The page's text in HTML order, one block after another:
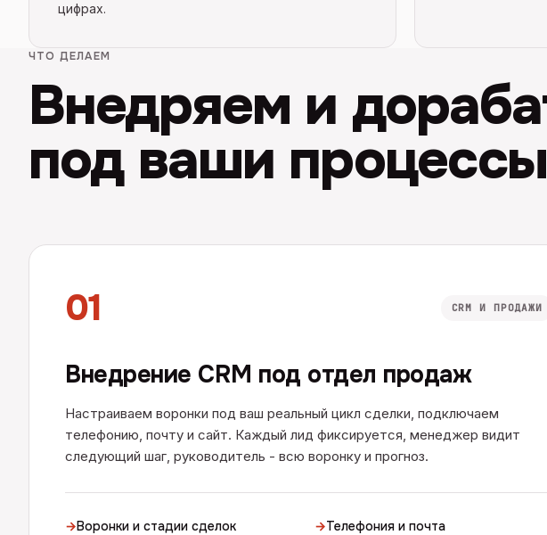
цифрах.
ЧТО ДЕЛАЕМ
Внедряем и
под ваши процессы
01 CRM И ПРОДАЖИ
Внедрение CRM под отдел продаж
Настраиваем воронки под ваш реальный цикл сделки, подключаем
телефонию, почту и сайт. Каждый лид фиксируется, менеджер видит
следующий шаг, руководитель - всю воронку и прогноз.
→Воронки и стадии сделок →Телефония и почта